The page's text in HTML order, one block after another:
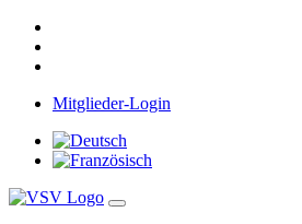
Mitglieder-Login